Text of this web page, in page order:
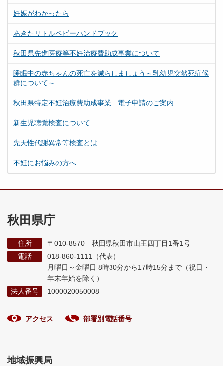
妊娠がわかったら
あきたリトルベビーハンドブック
秋田県先進医療等不妊治療費助成事業について
睡眠中の赤ちゃんの死亡を減らしましょう～乳幼児突然死症候
群について～
秋田県特定不妊治療費助成事業 電子申請のご案内
新生児聴覚検査について
先天性代謝異常等検査とは
不妊にお悩みの方へ
秋田県庁
住所
〒010-8570 秋田県秋田市山王四丁目1番1号
電話
018-860-1111（代表）
月曜日～金曜日 8時30分から17時15分まで （祝日・
年末年始を除く）
法人番号
1000020050008
アクセス 部署別電話番号
地域振興局